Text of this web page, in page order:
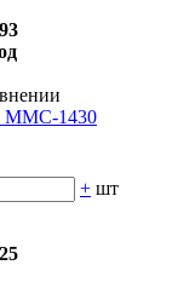
MMC-1430
+ шт